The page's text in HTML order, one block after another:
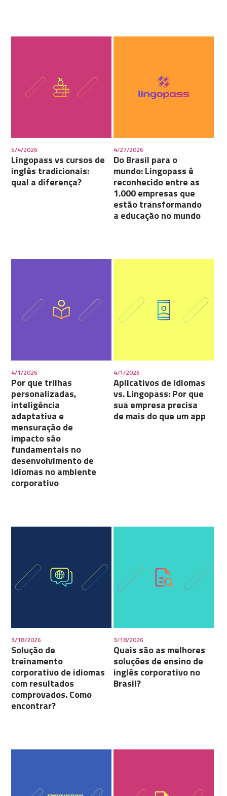
5/4/2026
Lingopass vs cursos de
inglês tradicionais:
qual a diferença?
4/27/2026
Do Brasil para o
mundo: Lingopass é
reconhecido entre as
1.000 empresas que
estão transformando
a educação no mundo
4/1/2026
Por que trilhas
personalizadas,
inteligência
adaptativa e
mensuração de
impacto são
fundamentais no
desenvolvimento de
idiomas no ambiente
corporativo
4/1/2026
Aplicativos de Idiomas
vs. Lingopass: Por que
sua empresa precisa
de mais do que um app
3/18/2026
Solução de
treinamento
corporativo de idiomas
com resultados
comprovados. Como
encontrar?
3/18/2026
Quais são as melhores
soluções de ensino de
inglês corporativo no
Brasil?